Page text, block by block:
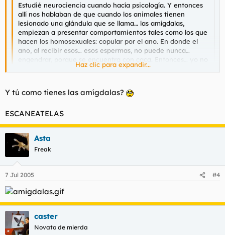
Estudié neurociencia cuando hacía psicología. Y entonces
allí nos hablaban de que cuando los animales tienen
lesionado una glándula que se llama… las amígdalas,
empiezan a presentar comportamientos tales como los que
hacen los homosexuales: copular por el ano. En donde el
ano, al recibir esos… esos espermas, no puede nunca…
engendrar, porque se encuentra con caca. Entonces… yo no
creo que eso sea interesante para la sociedad en ningún
Haz clic para expandir...
Haz clic para expandir...
Y tú como tienes las amígdalas?
ESCANEATELAS
Asta
Freak
7 Jul 2005 #4
caster
Novato de mierda